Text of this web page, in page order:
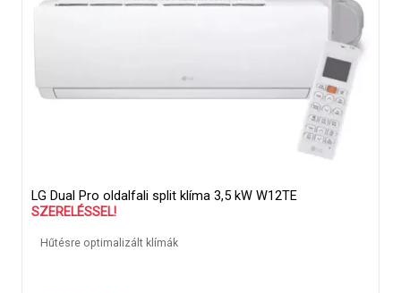
LG Dual Pro oldalfali split klíma 3,5 kW W12TE
SZERELÉSSEL!
Hűtésre optimalizált klímák